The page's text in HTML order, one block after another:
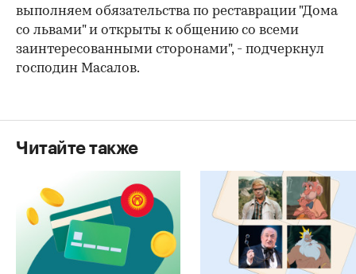
выполняем обязательства по реставрации "Дома
со львами" и открыты к общению со всеми
заинтересованными сторонами", - подчеркнул
господин Масалов.
Читайте также